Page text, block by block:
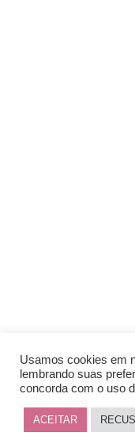
Usamos cookies em
lembrando suas
concorda com o uso
ACEITAR